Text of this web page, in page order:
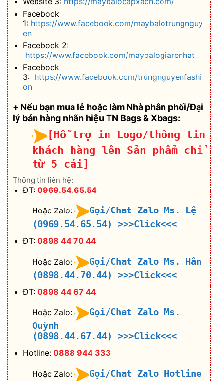
Facebook
1: https://www.facebook.com/maybalotrungnguy
en
Facebook 2:
https://www.facebook.com/maybalogiarenhat
Facebook
3: https://www.facebook.com/trungnguyenfashi
on
+ Nếu bạn mua lẻ hoặc làm Nhà phân phối/Đại
lý bán hàng nhãn hiệu TN Bags & Xbags:
[Hỗ trợ in Logo/thông tin
khách hàng lên Sản phẩm chỉ
từ 5 cái]
Thông tin liên hệ:
ĐT: 0969.54.65.54
Hoặc Zalo:
Gọi/Chat Zalo Ms. Lệ
(0969.54.65.54)
>>>Click<<<
ĐT: 0898 44 70 44
Hoặc Zalo:
Gọi/Chat Zalo Ms. Hân
(0898.44.70.44)
>>>Click<<<
ĐT: 0898 44 67 44
Hoặc Zalo:
Gọi/Chat Zalo Ms.
Quỳnh
(0898.44.67.44)
>>>Click<<<
Hotline: 0888 944 333
Hoặc Zalo: Gọi/Chat Zalo Hotline